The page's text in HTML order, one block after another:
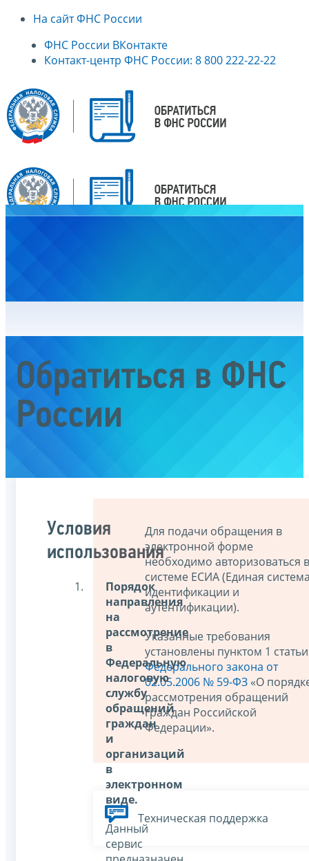
На сайт ФНС России
ФНС России ВКонтакте
Контакт-центр ФНС России: 8 800 222-22-22
Обратиться в ФНС
России
Условия
использования
Порядок
направления
на
рассмотрение
в
Федеральную
налоговую
службу
обращений
граждан
и
организаций
в
электронном
виде.
Данный
сервис
Для подачи обращения в
электронной форме
необходимо авторизоваться в
системе ЕСИА (Единая
идентификации и
аутентификации).
Указанные требования
установлены пунктом 1
Федерального закона от
02.05.2006 № 59-ФЗ «О
рассмотрения обращений
граждан Российской
Федерации».
Техническая поддержка